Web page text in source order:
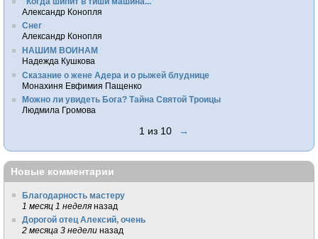
Александр Конопля
Снег
Александр Конопля
НАШИМ ВОИНАМ
Надежда Кушкова
Сказание о жене Адера и о рыжей блуднице
Монахиня Евфимия Пащенко
Можно ли увидеть Бога? Тайна Святой Троицы
Людмила Громова
1 из 10 →
Новые комментарии
Благодарность мастеру
1 месяц 1 неделя назад
Дорогой отец Алексий, очень
2 месяца 3 недели назад